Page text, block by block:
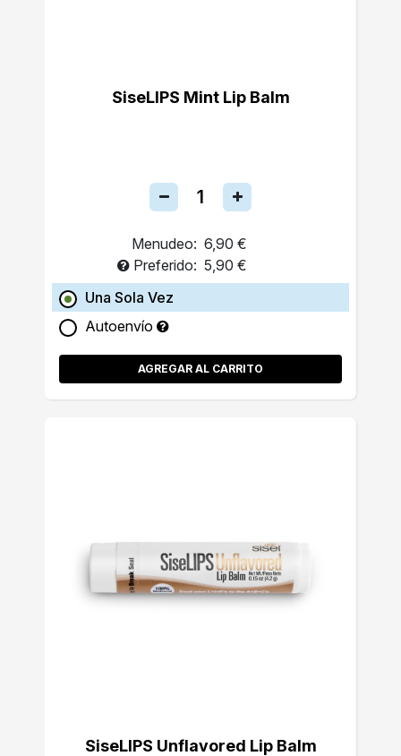
SiseLIPS Mint Lip Balm
Menudeo: 6,90 €
Preferido: 5,90 €
Una Sola Vez
Autoenvío
AGREGAR AL CARRITO
SiseLIPS Unflavored Lip Balm